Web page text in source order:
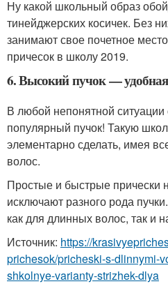
Ну какой школьный образ
тинейджерских косичек. Без
занимают свое почетное
причесок в школу 2019.
6. Высокий пучок —
В любой непонятной
популярный пучок! Такую
элементарно сделать, имея
волос.
Простые и быстрые прически
исключают разного рода
как для длинных волос, так и
Источник: https://
prichesok/pricheski-s-dlinnymi-
shkolnye-varianty-strizhek-dlya